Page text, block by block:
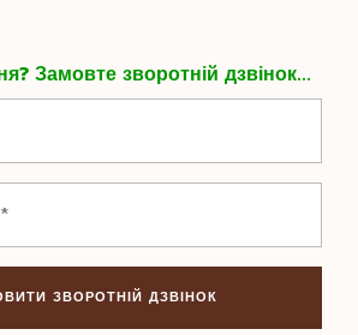
Замовте зворотній дзвінок...